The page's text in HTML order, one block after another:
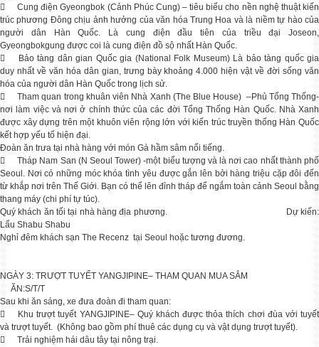
TOUR HÀN QUỐC TẾT NGUYÊN ĐÁN 2023 BAY VN
TOUR HÀN QUỐC 5N4Đ BAY HÀNG KHÔNG VJ TẾT NG
CHÙM TOUR HÈ – THU HÀN QUỐC 2025
Săn lá vàng, chạm cỏ hồng – Ưu đãi sớm
TOUR NHẬT BẢN TẾT NGUYÊN ĐÁN 2024
🇯🇵 Tour 6N5Đ: 𝐓𝐨𝐤𝐲𝐨 - 𝐅𝐮𝐣𝐢.𝐌𝐭
CHÙM TOUR HÀN - NHẬT MÙA THU 2024
Say đắm sắc thu rực rỡ cùng tận hưởng không
CHÙM TOUR HÀN QUỐC TẾT 2024
Chọn hành trình đón tết cực chill ở xứ sở

Cung điện Gyeongbok (Cảnh Phúc Cung) – tiêu biểu cho nền nghệ thuật kiến
trúc phương Đông chịu ảnh hưởng của văn hóa Trung Hoa và là niềm tự hào của
người dân Hàn Quốc. Là cung điện đầu tiên của triều đại Joseon,
Gyeongbokgung được coi là cung điện đồ sộ nhất Hàn Quốc.

Bảo tàng dân gian Quốc gia (National Folk Museum) Là bảo tàng quốc gia
duy nhất về văn hóa dân gian, trưng bày khoảng 4.000 hiện vật về đời sống văn
hóa của người dân Hàn Quốc trong lịch sử.

Tham quan trong khuân viên Nhà Xanh (The Blue House) –Phủ Tổng Thống-
nơi làm việc và nơi ở chính thức của các đời Tổng Thống Hàn Quốc. Nhà Xanh
được xây dựng trên một khuôn viên rộng lớn với kiến trúc truyền thống Hàn Quốc
kết hợp yếu tố hiện đại.
Đoàn ăn trưa tại nhà hàng với món Gà hầm sâm nổi tiếng.

Tháp Nam San (N Seoul Tower) -một biểu tượng và là nơi cao nhất thành phố
Seoul. Nơi có những móc khóa tình yêu được gắn lên bởi hàng triệu cặp đôi đến
từ khắp nơi trên Thế Giới. Bạn có thể lên đỉnh tháp để ngắm toàn cảnh Seoul bằng
thang máy (chi phí tự túc).
Quý khách ăn tối tại nhà hàng địa phương. Dự kiến:
Lẩu Shabu Shabu
Nghỉ đêm khách sạn The Recenz tại Seoul hoặc tương đương.
NGÀY 3: TRƯỢT TUYẾT YANGJIPINE– THAM QUAN MUA SẮM
ĂN:S/T/T
Sau khi ăn sáng, xe đưa đoàn đi tham quan:

Khu trượt tuyết YANGJIPINE– Quý khách được thỏa thích chơi đùa với tuyết
và trượt tuyết. (Không bao gồm phí thuê các dụng cụ và vật dụng trượt tuyết).

Trải nghiệm hái dâu tây tại nông trại.